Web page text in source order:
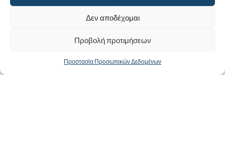
Δεν αποδέχομαι
Προβολή προτιμήσεων
Προστασία Προσωπικών Δεδομένων